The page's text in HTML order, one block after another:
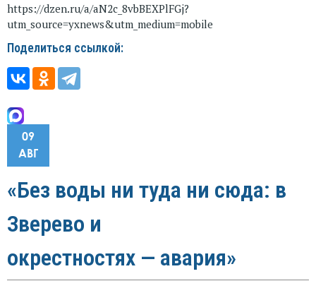
https://dzen.ru/a/aN2c_8vbBEXPlFGj?
utm_source=yxnews&utm_medium=mobile
Поделиться ссылкой:
09
АВГ
«Без воды ни туда ни сюда: в
Зверево и
окрестностях — авария»